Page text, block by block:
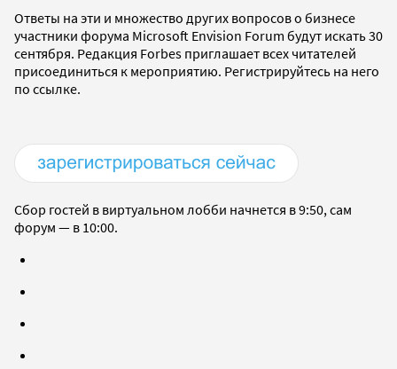
Ответы на эти и множество других вопросов о бизнесе
участники форума Microsoft Envision Forum будут искать 30
сентября. Редакция Forbes приглашает всех читателей
присоединиться к мероприятию. Регистрируйтесь на него
по ссылке.
Сбор гостей в виртуальном лобби начнется в 9:50, сам
форум — в 10:00.